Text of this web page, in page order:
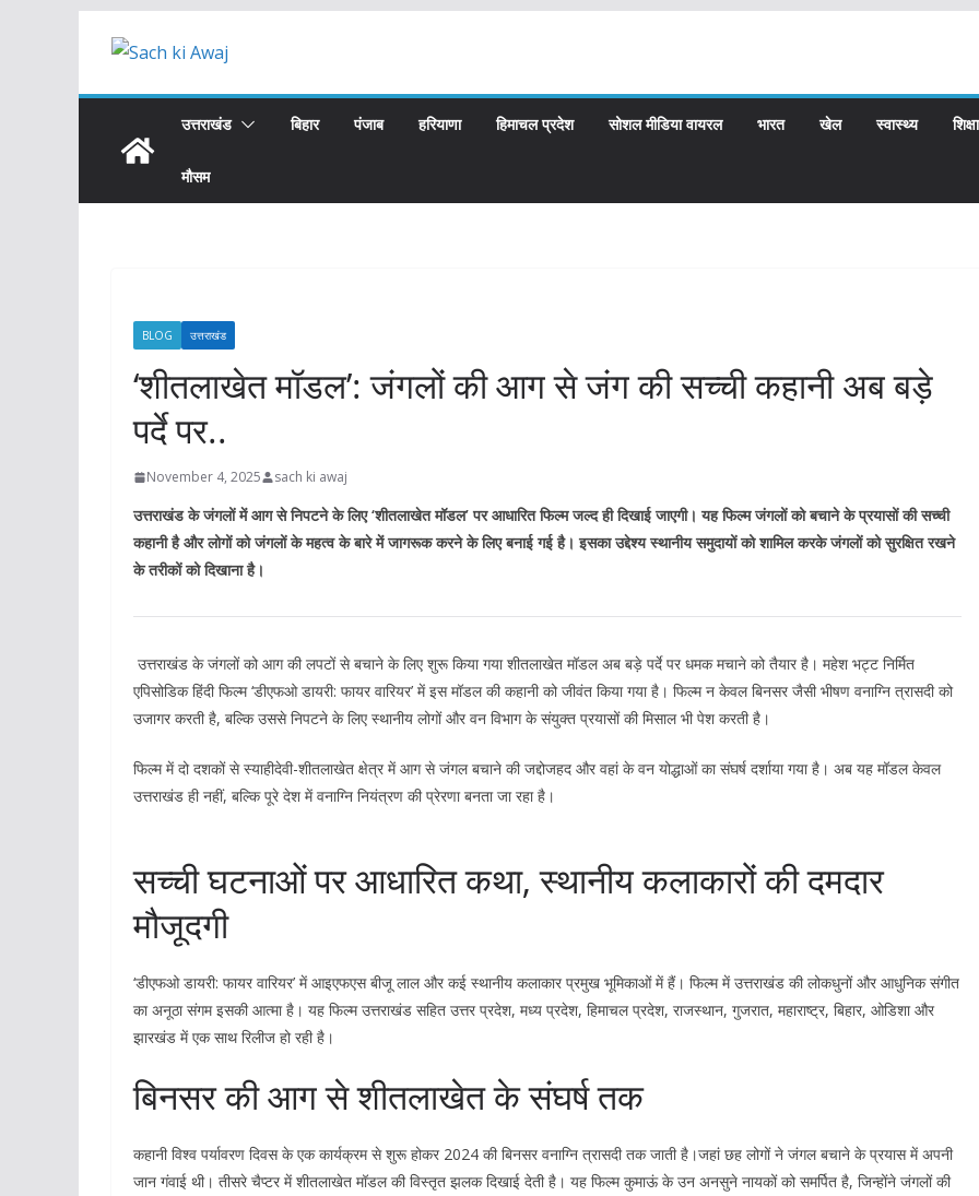
उत्तराखंड बिहार पंजाब हरियाणा हिमाचल प्रदेश सोशल मीडिया वायरल भारत खेल स्वास्थ्य शिक्षा
मौसम
BLOG उत्तराखंड
‘शीतलाखेत मॉडल’: जंगलों की आग से जंग की सच्ची कहानी अब बड़े
पर्दे पर..
November 4, 2025 sach ki awaj
उत्तराखंड के जंगलों में आग से निपटने के लिए ‘शीतलाखेत मॉडल’ पर आधारित फिल्म जल्द ही दिखाई जाएगी। यह फिल्म जंगलों को बचाने के प्रयासों की सच्ची
कहानी है और लोगों को जंगलों के महत्व के बारे में जागरूक करने के लिए बनाई गई है। इसका उद्देश्य स्थानीय समुदायों को शामिल करके जंगलों को सुरक्षित रखने
के तरीकों को दिखाना है।
उत्तराखंड के जंगलों को आग की लपटों से बचाने के लिए शुरू किया गया शीतलाखेत मॉडल अब बड़े पर्दे पर धमक मचाने को तैयार है। महेश भट्ट निर्मित
एपिसोडिक हिंदी फिल्म ‘डीएफओ डायरी: फायर वारियर’ में इस मॉडल की कहानी को जीवंत किया गया है। फिल्म न केवल बिनसर जैसी भीषण वनाग्नि त्रासदी को
उजागर करती है, बल्कि उससे निपटने के लिए स्थानीय लोगों और वन विभाग के संयुक्त प्रयासों की मिसाल भी पेश करती है।
फिल्म में दो दशकों से स्याहीदेवी-शीतलाखेत क्षेत्र में आग से जंगल बचाने की जद्दोजहद और वहां के वन योद्धाओं का संघर्ष दर्शाया गया है। अब यह मॉडल केवल
उत्तराखंड ही नहीं, बल्कि पूरे देश में वनाग्नि नियंत्रण की प्रेरणा बनता जा रहा है।
सच्ची घटनाओं पर आधारित कथा, स्थानीय कलाकारों की दमदार
मौजूदगी
‘डीएफओ डायरी: फायर वारियर’ में आइएफएस बीजू लाल और कई स्थानीय कलाकार प्रमुख भूमिकाओं में हैं। फिल्म में उत्तराखंड की लोकधुनों और आधुनिक संगीत
का अनूठा संगम इसकी आत्मा है। यह फिल्म उत्तराखंड सहित उत्तर प्रदेश, मध्य प्रदेश, हिमाचल प्रदेश, राजस्थान, गुजरात, महाराष्ट्र, बिहार, ओडिशा और
झारखंड में एक साथ रिलीज हो रही है।
बिनसर की आग से शीतलाखेत के संघर्ष तक
कहानी विश्व पर्यावरण दिवस के एक कार्यक्रम से शुरू होकर 2024 की बिनसर वनाग्नि त्रासदी तक जाती है।जहां छह लोगों ने जंगल बचाने के प्रयास में अपनी
जान गंवाई थी। तीसरे चैप्टर में शीतलाखेत मॉडल की विस्तृत झलक दिखाई देती है। यह फिल्म कुमाऊं के उन अनसुने नायकों को समर्पित है, जिन्होंने जंगलों की